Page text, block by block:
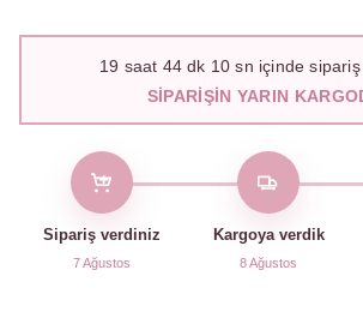
19 saat 44dk 08 sn içinde sipariş
SIPARIŞIN YARIN
Sipariş verdiniz
7 Ağustos
Kargoya verdik
8 Ağustos